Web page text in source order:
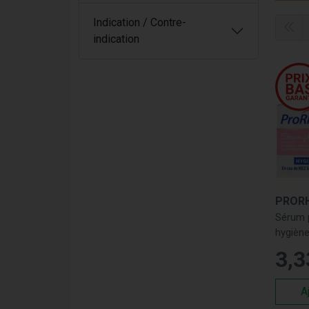
pour
Sérum
3,
Indication / Contre-
indication